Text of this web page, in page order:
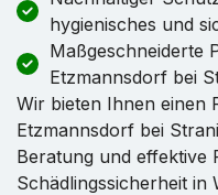
hygienisches und
Maßgeschneiderte
Etzmannsdorf bei
Wir bieten Ihnen einen
Etzmannsdorf bei
Beratung und effektive
Schädlingssicherheit in